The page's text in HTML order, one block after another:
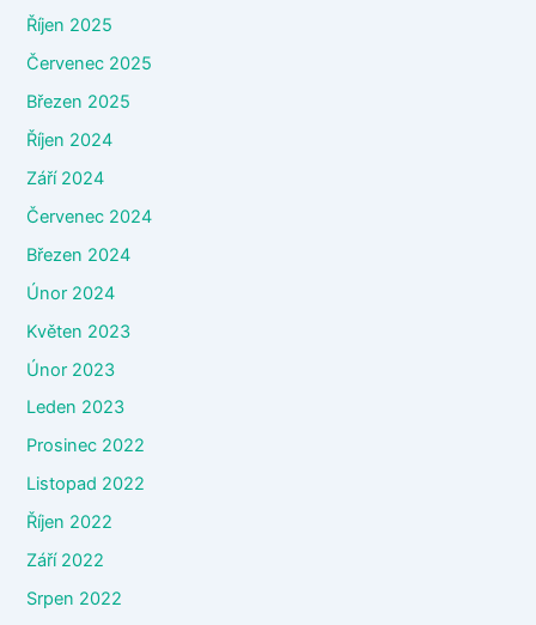
Říjen 2025
Červenec 2025
Březen 2025
Říjen 2024
Září 2024
Červenec 2024
Březen 2024
Únor 2024
Květen 2023
Únor 2023
Leden 2023
Prosinec 2022
Listopad 2022
Říjen 2022
Září 2022
Srpen 2022